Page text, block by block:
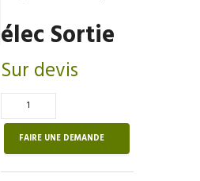
élec Sortie
Sur devis
Quantité
de
Signalitique
élec
FAIRE UNE DEMANDE